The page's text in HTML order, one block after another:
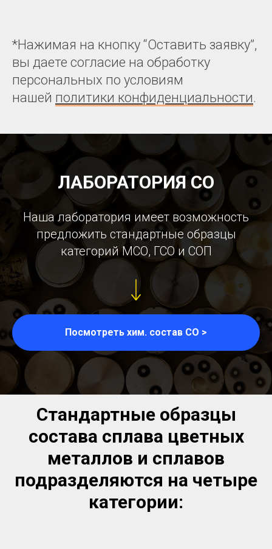
*Нажимая на кнопку “Оставить заявку”,
вы даете согласие на обработку
персональных по условиям
нашей политики конфиденциальности.
ЛАБОРАТОРИЯ СО
Наша лаборатория имеет возможность
предложить стандартные образцы
категорий МСО, ГСО и СОП
Посмотреть хим. состав СО >
Стандартные образцы
состава сплава цветных
металлов и сплавов
подразделяются на четыре
категории: